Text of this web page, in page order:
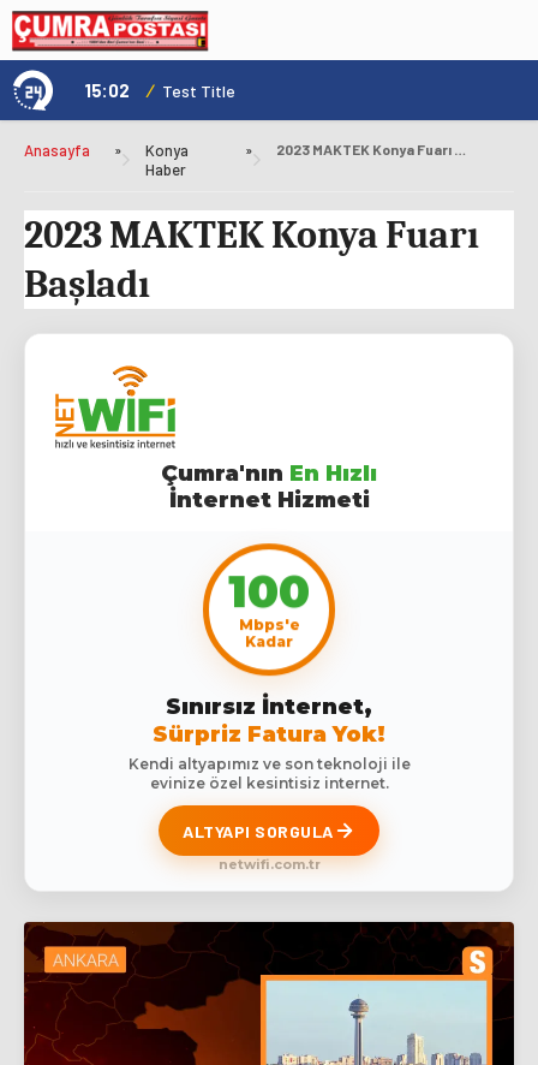
15:02 / Test Title
Anasayfa »
Konya
Haber
» 2023 MAKTEK Konya Fuarı Başladı
2023 MAKTEK Konya Fuarı
Başladı
Çumra'nın En Hızlı
İnternet Hizmeti
100
Mbps'e
Kadar
Sınırsız İnternet,
Sürpriz Fatura Yok!
Kendi altyapımız ve son teknoloji ile
evinize özel kesintisiz internet.
ALTYAPI SORGULA
netwifi.com.tr